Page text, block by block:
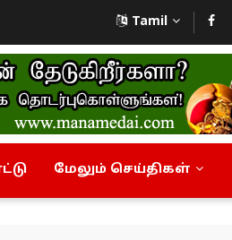
Tamil
மேலும் செய்திகள்